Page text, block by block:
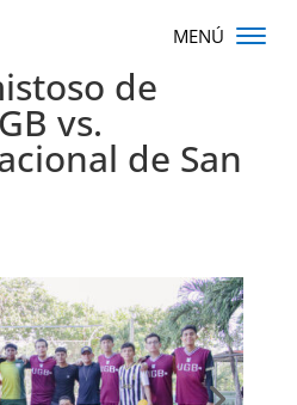
de
vs.
de San